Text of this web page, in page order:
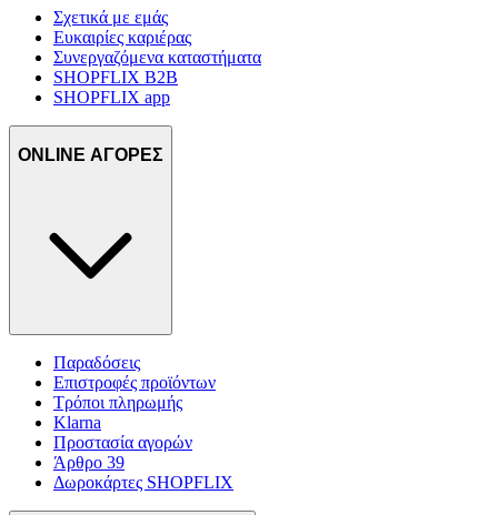
Σχετικά με εμάς
Ευκαιρίες καριέρας
Συνεργαζόμενα καταστήματα
SHOPFLIX B2B
SHOPFLIX app
ONLINE ΑΓΟΡΕΣ
Παραδόσεις
Επιστροφές προϊόντων
Τρόποι πληρωμής
Klarna
Προστασία αγορών
Άρθρο 39
Δωροκάρτες SHOPFLIX